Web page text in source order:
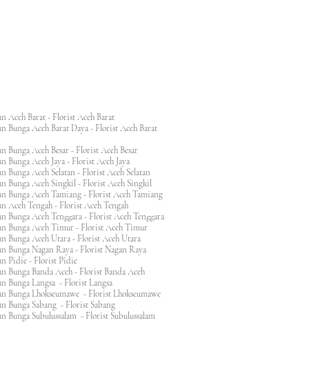
Aceh Barat - Florist Aceh Barat
Bunga Aceh Barat Daya - Florist Aceh Barat
Bunga Aceh Besar - Florist Aceh Besar
Bunga Aceh Jaya - Florist Aceh Jaya
Bunga Aceh Selatan - Florist Aceh Selatan
Bunga Aceh Singkil - Florist Aceh Singkil
Bunga Aceh Tamiang - Florist Aceh Tamiang
Aceh Tengah - Florist Aceh Tengah
Bunga Aceh Tenggara - Florist Aceh Tenggara
Bunga Aceh Timur - Florist Aceh Timur
Bunga Aceh Utara - Florist Aceh Utara
Bunga Nagan Raya - Florist Nagan Raya
Pidie - Florist Pidie
Bunga Banda Aceh - Florist Banda Aceh
Bunga Langsa - Florist Langsa
Bunga Lhokseumawe - Florist Lhokseumawe
Bunga Sabang - Florist Sabang
Bunga Subulussalam - Florist Subulussalam